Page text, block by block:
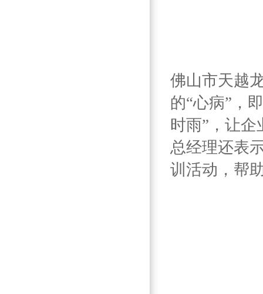
佛山市天越
的“心病”，
时雨”，让
总经理还表
训活动，帮